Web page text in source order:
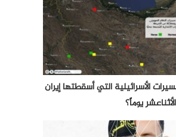
الأسرائيلية التي أسقطتها إيران
يوماً؟